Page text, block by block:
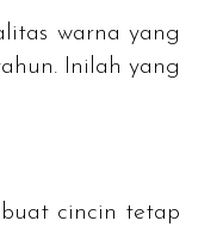
warna yang
Inilah yang
cincin tetap